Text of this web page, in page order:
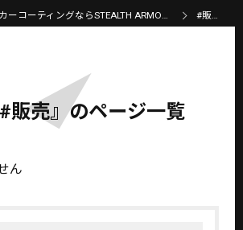
東京都大田区のカーコーティングならSTEALTH ARMOR WORKS #販売
販売』のページ一覧
ん